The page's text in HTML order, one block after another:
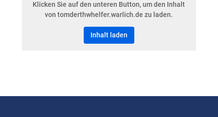
Klicken Sie auf den unteren Button, um den Inhalt
von tomderthwhelfer.warlich.de zu laden.
Inhalt laden